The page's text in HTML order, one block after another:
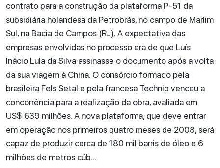
contrato para a construção da plataforma P-51 da
subsidiária holandesa da Petrobrás, no campo de Marlim
Sul, na Bacia de Campos (RJ). A expectativa das
empresas envolvidas no processo era de que Luís
Inácio Lula da Silva assinasse o documento após a volta
da sua viagem à China. O consórcio formado pela
brasileira Fels Setal e pela francesa Technip venceu a
concorrência para a realização da obra, avaliada em
US$ 639 milhões. A nova plataforma, que deve entrar
em operação nos primeiros quatro meses de 2008, será
capaz de produzir cerca de 180 mil barris de óleo e 6
milhões de metros cúb...